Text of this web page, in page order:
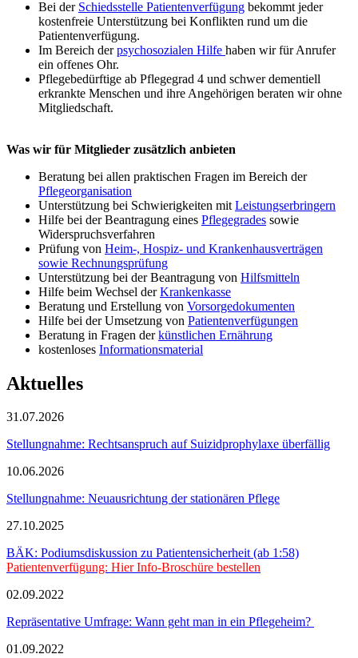
Bei der Schiedsstelle Patientenverfügung bekommt jeder
kostenfreie Unterstützung bei Konflikten rund um die
Patientenverfügung.
Im Bereich derpsychosozialen Hilfe haben wir für Anrufer
ein offenes Ohr.
Pflegebedürftige ab Pflegegrad 4 und schwer dementiell
erkrankte Menschen und ihre Angehörigen beraten wir ohne
Mitgliedschaft.
Was wir für Mitglieder zusätzlich anbieten
Beratung bei allen praktischen Fragen im Bereich der
Pflegeorganisation
Unterstützung bei Schwierigkeiten mit Leistungserbringern
Hilfe bei der Beantragung eines Pflegegrades sowie
Widerspruchsverfahren
Prüfung von Heim-, Hospiz- und Krankenhausverträgen
sowie Rechnungsprüfung
Unterstützung bei der Beantragung von Hilfsmitteln
Hilfe beim Wechsel derKrankenkasse
Beratung und Erstellung von Vorsorgedokumenten
Hilfe bei der Umsetzung von Patientenverfügungen
Beratung in Fragen derkünstlichen Ernährung
kostenloses Informationsmaterial
Aktuelles
31.07.2026
Stellungnahme: Rechtsanspruch auf Suizidprophylaxe überfällig
10.06.2026
Stellungnahme: Neuausrichtung der stationären Pflege
27.10.2025
BÄK: Podiumsdiskussion zu Patientensicherheit (ab 1:58)
Patientenverfügung: Hier Info-Broschüre bestellen
02.09.2022
Repräsentative Umfrage: Wann geht man in ein Pflegeheim?
01.09.2022